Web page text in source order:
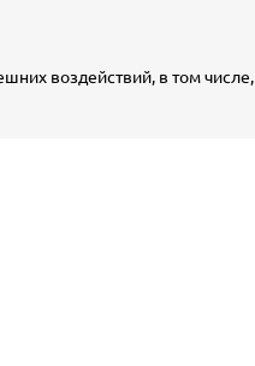
воздействий, в том